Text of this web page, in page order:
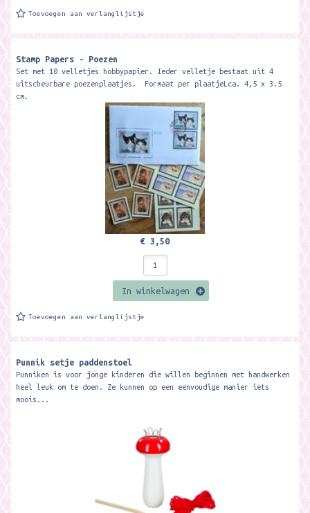
Toevoegen aan verlanglijstje
Stamp Papers - Poezen
Set met 10 velletjes hobbypapier. Ieder velletje bestaat uit 4
uitscheurbare poezenplaatjes. Formaat per plaatjeLca. 4,5 x 3.5
cm.
€ 3,50
In winkelwagen
Toevoegen aan verlanglijstje
Punnik setje paddenstoel
Punniken is voor jonge kinderen die willen beginnen met handwerken
heel leuk om te doen. Ze kunnen op een eenvoudige manier iets
moois...